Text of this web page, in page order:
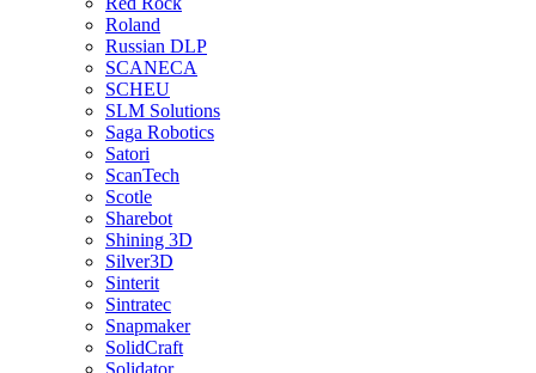
Roland
Russian DLP
SCANECA
SCHEU
SLM Solutions
Saga Robotics
Satori
ScanTech
Scotle
Sharebot
Shining 3D
Silver3D
Sinterit
Sintratec
Snapmaker
SolidCraft
Solidator